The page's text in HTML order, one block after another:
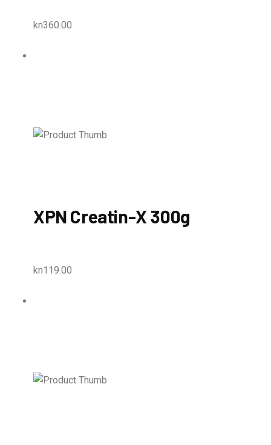
kn360.00
XPN Creatin-X 300g
kn119.00